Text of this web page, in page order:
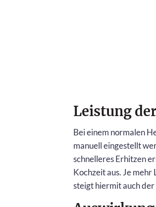
Leistung
Bei einem normalen
manuell eingestellt
schnelleres Erhitzen
Kochzeit aus. Je
steigt hiermit auch